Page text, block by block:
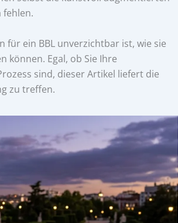
fehlen.
für ein BBL unverzichtbar ist, wie sie
können. Egal, ob Sie Ihre
sind, dieser Artikel liefert die
zu treffen.